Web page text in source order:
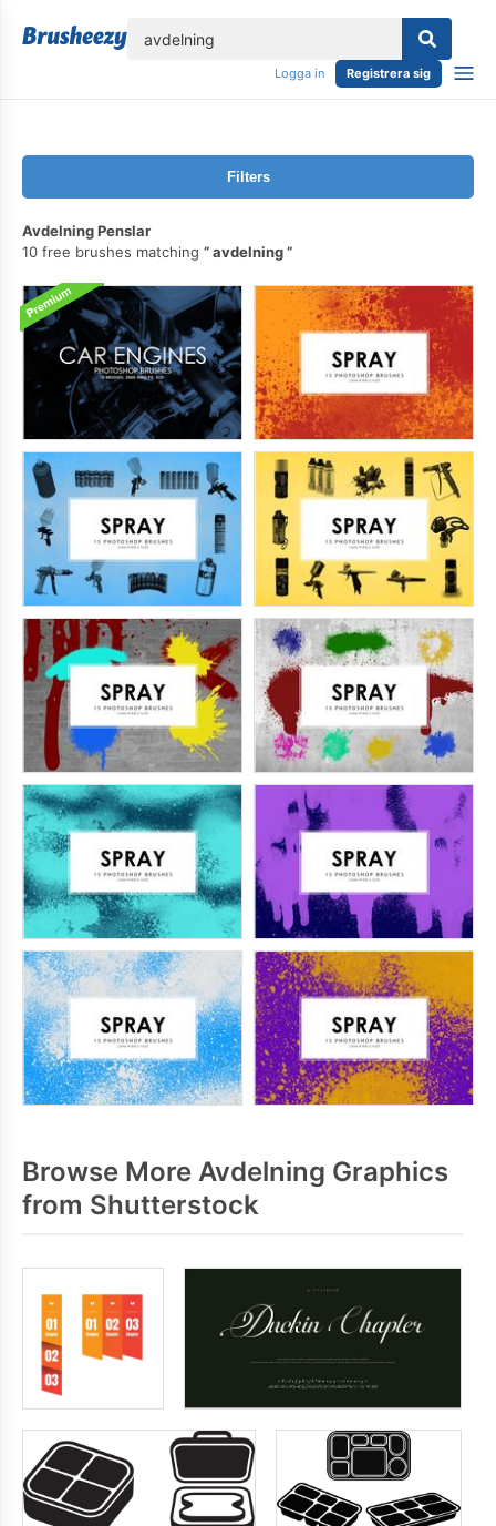
Logga in Registrera sig
Filters
Avdelning Penslar
10 free brushes matching
avdelning
Browse More Avdelning Graphics
from Shutterstock